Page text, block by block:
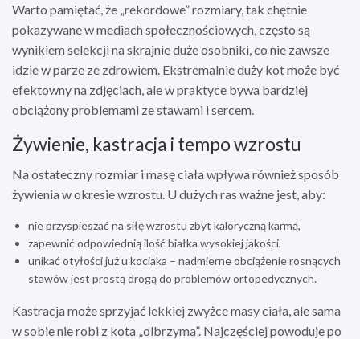
Warto pamiętać, że „rekordowe” rozmiary, tak chętnie
pokazywane w mediach społecznościowych, często są
wynikiem selekcji na skrajnie duże osobniki, co nie zawsze
idzie w parze ze zdrowiem. Ekstremalnie duży kot może być
efektowny na zdjęciach, ale w praktyce bywa bardziej
obciążony problemami ze stawami i sercem.
Żywienie, kastracja i tempo wzrostu
Na ostateczny rozmiar i masę ciała wpływa również sposób
żywienia w okresie wzrostu. U dużych ras ważne jest, aby:
nie przyspieszać na siłę wzrostu zbyt kaloryczną karmą,
zapewnić odpowiednią ilość białka wysokiej jakości,
unikać otyłości już u kociaka – nadmierne obciążenie rosnących
stawów jest prostą drogą do problemów ortopedycznych.
Kastracja może sprzyjać lekkiej zwyżce masy ciała, ale sama
w sobie nie robi z kota „olbrzyma”. Najczęściej powoduje po